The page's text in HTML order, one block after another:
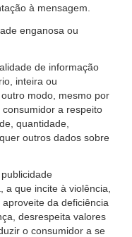
à mensagem.
enganosa ou
de informação
inteira ou
modo, mesmo por
a respeito
quantidade,
outros dados sobre
que incite à violência,
da deficiência
desrespeita valores
o consumidor a se